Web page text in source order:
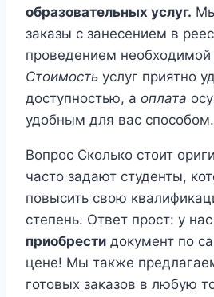
образовательных услуг.
заказы с занесением в
проведением необходимой
Стоимость услуг приятно
доступностью, а оплата
удобным для вас способом.
Вопрос Сколько стоит
часто задают студенты,
повысить свою
степень. Ответ прост: у
приобрести документ по
цене! Мы также
готовых заказов в любую